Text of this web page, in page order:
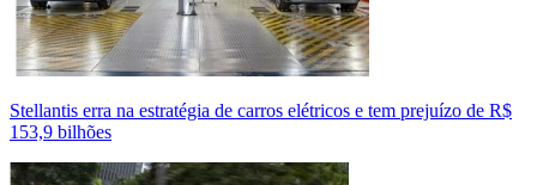
Stellantis erra na estratégia de carros elétricos e tem prejuízo de R$
153,9 bilhões